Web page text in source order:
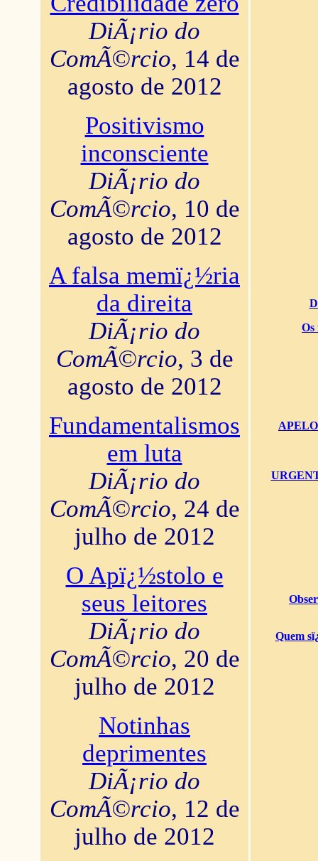
DiÃ¡rio do
ComÃ©rcio, 14 de
agosto de 2012
Positivismo
inconsciente
DiÃ¡rio do
ComÃ©rcio, 10 de
agosto de 2012
A falsa memï¿½ria
da direita
DiÃ¡rio do
ComÃ©rcio, 3 de
agosto de 2012
Fundamentalismos
em luta
DiÃ¡rio do
ComÃ©rcio, 24 de
julho de 2012
O Apï¿½stolo e
seus leitores
DiÃ¡rio do
ComÃ©rcio, 20 de
julho de 2012
Notinhas
deprimentes
DiÃ¡rio do
ComÃ©rcio, 12 de
julho de 2012
Os
Quem